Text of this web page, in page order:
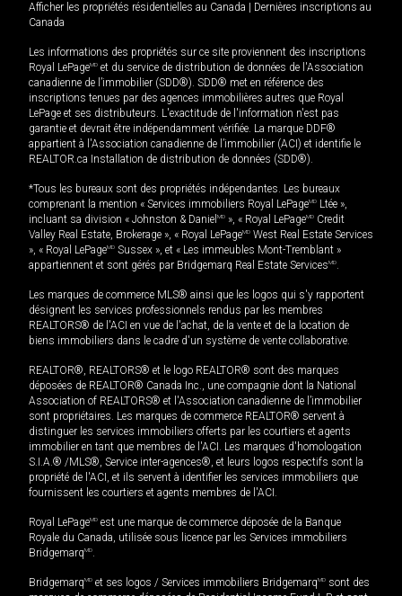
Afficher les propriétés résidentielles au Canada
Dernières inscriptions au
Canada
Les informations des propriétés sur ce site proviennent des inscriptions
Royal LePageMD et du service de distribution de données de l'Association
canadienne de l’immobilier (SDD®). SDD® met en référence des
inscriptions tenues par des agences immobilières autres que Royal
LePage et ses distributeurs. L'exactitude de l'information n'est pas
garantie et devrait être indépendamment vérifiée. La marque DDF®
appartient à l'Association canadienne de l’immobilier (ACI) et identifie le
REALTOR.ca Installation de distribution de données (SDD®).
*Tous les bureaux sont des propriétés indépendantes. Les bureaux
comprenant la mention « Services immobiliers Royal LePageMD Ltée »,
incluant sa division « Johnston & Daniel MD », « Royal LePageMD Credit
Valley Real Estate, Brokerage », « Royal LePageMD West Real Estate Services
», « Royal LePageMD Sussex », et « Les immeubles Mont-Tremblant »
appartiennent et sont gérés par Bridgemarq Real Estate ServicesMD.
Les marques de commerce MLS® ainsi que les logos qui s'y rapportent
désignent les services professionnels rendus par les membres
REALTORS® de l'ACI en vue de l'achat, de la vente et de la location de
biens immobiliers dans le cadre d'un système de vente collaborative.
REALTOR®, REALTORS® et le logo REALTOR® sont des marques
déposées de REALTOR® Canada Inc., une compagnie dont la National
Association of REALTORS® et l'Association canadienne de l’immobilier
sont propriétaires. Les marques de commerce REALTOR® servent à
distinguer les services immobiliers offerts par les courtiers et agents
immobilier en tant que membres de l'ACI. Les marques d'homologation
S.I.A.® /MLS®, Service inter-agences®, et leurs logos respectifs sont la
propriété de l'ACI, et ils servent à identifier les services immobiliers que
fournissent les courtiers et agents membres de l'ACI.
Royal LePageMD est une marque de commerce déposée de la Banque
Royale du Canada, utilisée sous licence par les Services immobiliers
BridgemarqMD.
BridgemarqMD et ses logos / Services immobiliers BridgemarqMD sont des